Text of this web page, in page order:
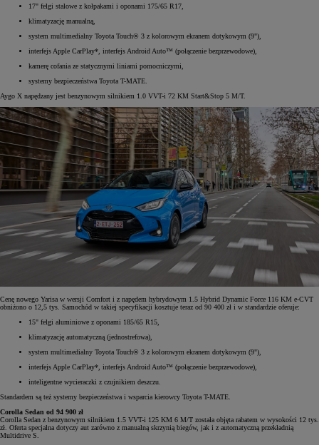
17" felgi stalowe z kołpakami i oponami 175/65 R17,
klimatyzację manualną,
system multimedialny Toyota Touch® 3 z kolorowym ekranem dotykowym (9"),
interfejs Apple CarPlay*, interfejs Android Auto™ (połączenie bezprzewodowe),
kamerę cofania ze statycznymi liniami pomocniczymi,
systemy bezpieczeństwa Toyota T-MATE.
Aygo X napędzany jest benzynowym silnikiem 1.0 VVT-i 72 KM Start&Stop 5 M/T.
Cenę nowego Yarisa w wersji Comfort i z napędem hybrydowym 1.5 Hybrid Dynamic Force 116 KM e-CVT
obniżono o 12,5 tys. Samochód w takiej specyfikacji kosztuje teraz od 90 400 zł i w standardzie oferuje:
15" felgi aluminiowe z oponami 185/65 R15,
klimatyzację automatyczną (jednostrefowa),
system multimedialny Toyota Touch® 3 z kolorowym ekranem dotykowym (9"),
interfejs Apple CarPlay*, interfejs Android Auto™ (połączenie bezprzewodowe),
inteligentne wycieraczki z czujnikiem deszczu.
Standardem są też systemy bezpieczeństwa i wsparcia kierowcy Toyota T-MATE.
Corolla Sedan od 94 900 zł
Corolla Sedan z benzynowym silnikiem 1.5 VVT-i 125 KM 6 M/T została objęta rabatem w wysokości 12 tys.
zł. Oferta specjalna dotyczy aut zarówno z manualną skrzynią biegów, jak i z automatyczną przekładnią
Multidrive S.